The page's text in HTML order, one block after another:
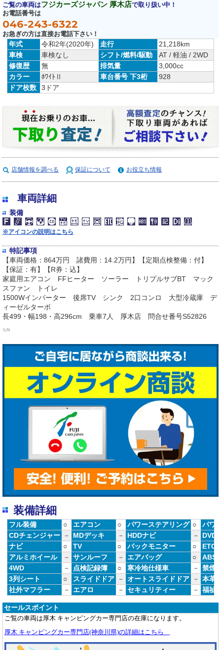
年式 令和2年(2020年) 走行
21,218km
車検
車検なし シフト/燃料/駆動
AT / 軽油 / 2WD
修復歴
無 排気量
3,000cc
カラー
ﾎﾜｲﾄⅡ 車台番号 下3桁
928
ドア枚数
3ドア
ご覧の車両はフジカーズジャパン 厚木店で取り扱い中！
お電話番号は
046-243-6322
お急ぎの方は直接お電話下さい！
店舗情報を調べる 保証について お役立ち情報
車両詳細
装備
※アイコンの説明はこちら
特記事項
【車両価格：864万円 諸費用：14.2万円】【定期点検整備：付】
【保証：有】【R券：込】
家庭用エアコン FFヒーター ソーラー トリプルサブBT マック
スファン トイレ
1500Wインバーター 後席TV シンク 2口コンロ 大型冷蔵庫 デ
ィーゼルターボ
長499・幅198・高296cm 乗車7人 厚木店 問合せ番号S52826
装備詳細
フル装備 ○ エアコン ○ パワーステアリング ○
パワ
CDチェンジャー
－ MDデッキ － HDDナビ －
DVD
ナビ
○ TV ○ バックモニター ○
ETC
アルミホイール
－ サンルーフ － エアバッグ ○
ABS
4WD
－ 点検記録簿 ○ 寒冷地仕様車 －
禁煙
3列シート
○ スライドドア － オートスライドドア －
本革
社外マフラー
－ エアロ － セキュリティー － 福祉
セールスポイント
ご覧の車両は厚木 キャンピングカー専門店の在庫になります。
厚木 キャンピングカー専門店(神奈川県)の詳細はこちら